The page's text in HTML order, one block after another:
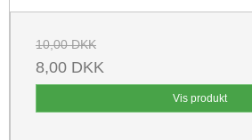
10,00 DKK
8,00 DKK
Vis produkt